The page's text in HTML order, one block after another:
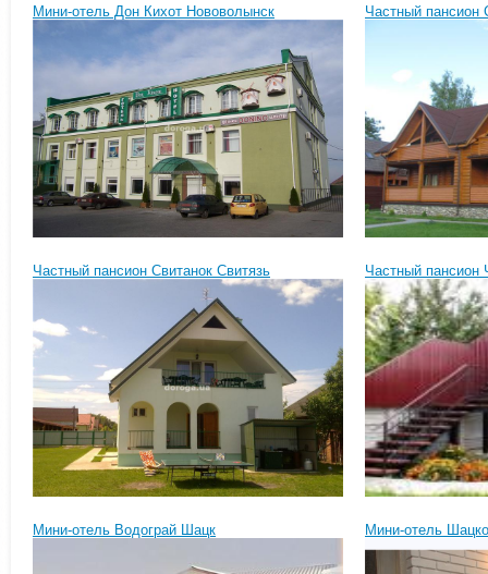
Мини-отель Дон Кихот Нововолынск Частный пансион
Частный пансион Свитанок Свитязь Частный пансион
Мини-отель Водограй Шацк Мини-отель